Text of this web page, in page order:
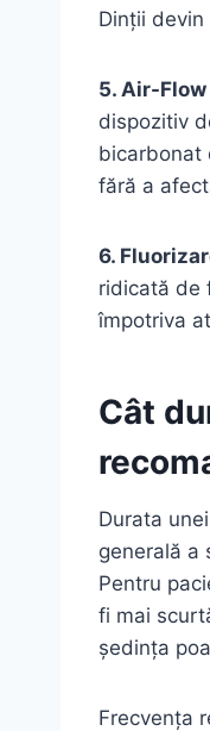
Dinții
5. Air-
dispozitiv
bicarbonat
fără a
6.
ridicată de
împotriva
Cât
Durata
generală a
Pentru
fi mai
ședința
Frecvența